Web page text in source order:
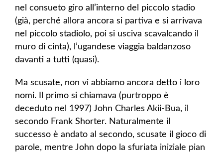
nel consueto giro all’interno del piccolo stadio
(già, perché allora ancora si partiva e si arrivava
nel piccolo stadiolo, poi si usciva scavalcando il
muro di cinta), l’ugandese viaggia baldanzoso
davanti a tutti (quasi).
Ma scusate, non vi abbiamo ancora detto i loro
nomi. Il primo si chiamava (purtroppo è
deceduto nel 1997) John Charles Akii-Bua, il
secondo Frank Shorter. Naturalmente il
successo è andato al secondo, scusate il gioco di
parole, mentre John dopo la sfuriata iniziale pian